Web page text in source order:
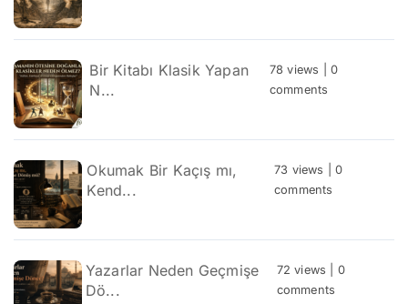
Bir Kitabı Klasik Yapan
N...
78 views |0
comments
Okumak Bir Kaçış mı,
Kend...
73 views |0
comments
Yazarlar Neden Geçmişe
Dö...
72 views
0
comments